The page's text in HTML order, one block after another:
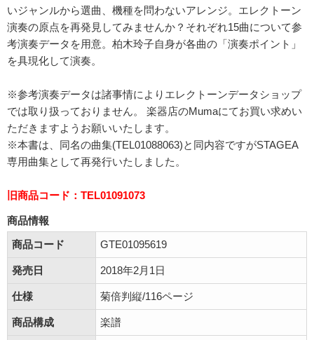
いジャンルから選曲、機種を問わないアレンジ。エレクトーン
演奏の原点を再発見してみませんか？それぞれ15曲について参
考演奏データを用意。柏木玲子自身が各曲の「演奏ポイント」
を具現化して演奏。
※参考演奏データは諸事情によりエレクトーンデータショップ
では取り扱っておりません。 楽器店のMumaにてお買い求めい
ただきますようお願いいたします。
※本書は、同名の曲集(TEL01088063)と同内容ですがSTAGEA
専用曲集として再発行いたしました。
旧商品コード：TEL01091073
商品情報
商品コード
GTE01095619
発売日 2018年2月1日
仕様 菊倍判縦/116ページ
商品構成 楽譜